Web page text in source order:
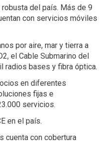
del país. Más de 9
con servicios móviles
por aire, mar y tierra a
el Cable Submarino del
radios bases y fibra óptica.
en diferentes
fijas e
servicios.
en el país.
cuenta con cobertura